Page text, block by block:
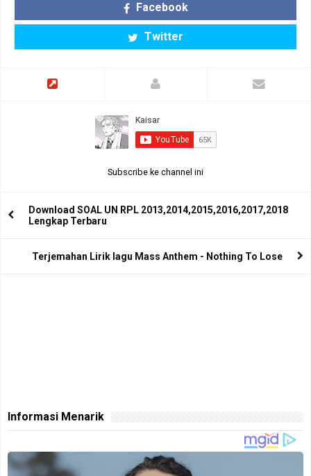
Facebook
Twitter
Subscribe ke channel ini
Download SOAL UN RPL 2013,2014,2015,2016,2017,2018
Lengkap Terbaru
Terjemahan Lirik lagu Mass Anthem - Nothing To Lose
Informasi Menarik